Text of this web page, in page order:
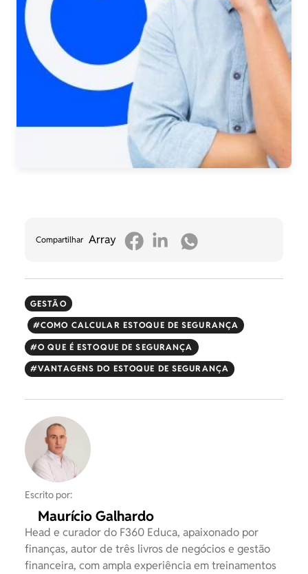
Compartilhar Array
GESTÃO
COMO CALCULAR ESTOQUE DE SEGURANÇA
O QUE É ESTOQUE DE SEGURANÇA
VANTAGENS DO ESTOQUE DE SEGURANÇA
Escrito por:
Maurício Galhardo
Head e curador do F360 Educa, apaixonado por
finanças, autor de três livros de negócios e gestão
financeira, com ampla experiência em treinamentos